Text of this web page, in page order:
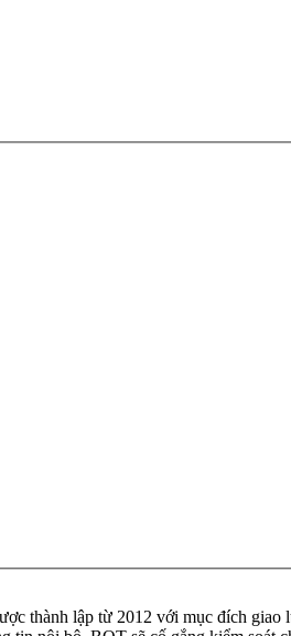
thành lập từ 2012 với mục đích